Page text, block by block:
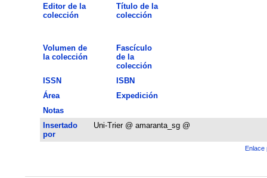
Editor de la
colección
Título de la
colección
Volumen de
la colección
Fascículo
de la
colección
ISSN
ISBN
Área
Expedición
Notas
Insertado
por
Uni-Trier @ amaranta_sg @
Enlace